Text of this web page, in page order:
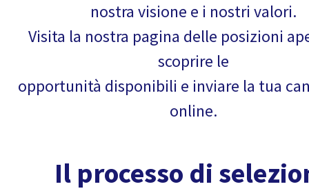
nostra visione e i nostri valori.
Visita la nostra pagina delle posizioni
scoprire le
opportunità disponibili e inviare la tua
online.
Il processo di